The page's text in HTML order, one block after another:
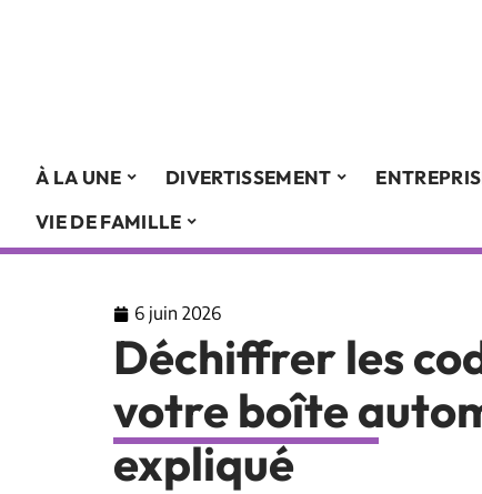
À LA UNE DIVERTISSEMENT
VIE DE FAMILLE
6 juin 2026
Déchiffrer les
votre boîte
expliqué